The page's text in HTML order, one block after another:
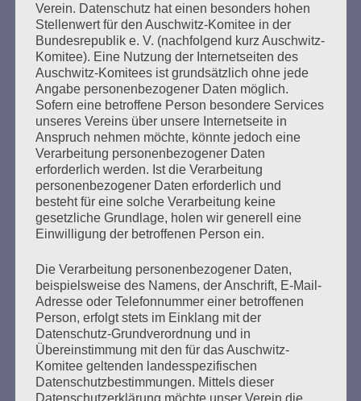
starken Auftritt. Ein Jahr später durften wir Dich
wieder live erleben und konnten uns sogar Dein Buch
mit einem Autogramm holen. Vielen Dank für diese
wundervollen Erlebnisse, Dein Engagement und Deinen
unermüdlichen Kampf gegen die Verleugnung und das
Vergessen! Wir werden Dich nie vergessen und Dein
Erbe in unseren Herzen weiter tragen. In tiefer Trauer
und doch voller Mut und Stärke sagen wir DANKE!
Silke und H.
Karola & Rüdiger Miller aus Fürthschrieb am
29. Juli
2021
um 22:05
Liebe Esther, nun weilst du leider nicht mehr unter uns.
Trotz deines stattlichen Alters kam dein Ableben auch
traurig und alle die dich kannten, dich hörten und deine
Kraft und Klarheit spürten, haben dir gewünscht, dass
du mindestens noch die 100 und darüber hinaus, bei
guter Gesundheit vollmachst, um es dieser braunen
Brut zu zeigen. Aber du hast es ihnen gezeigt und du
hast es vollbracht, dass viele Menschen von dir gelernt
und gespürt haben, was es hieß in einem KZ auf das
Unmenschlichste weggesperrt und gequält zu werden.
Auf dass es nie wieder geschehen möge! Du hast viel
Verein. Datenschutz hat einen besonders hohen
Stellenwert für den Auschwitz-Komitee in der
Bundesrepublik e. V. (nachfolgend kurz Auschwitz-
Komitee). Eine Nutzung der Internetseiten des
Auschwitz-Komitees ist grundsätzlich ohne jede
Angabe personenbezogener Daten möglich.
Sofern eine betroffene Person besondere Services
unseres Vereins über unsere Internetseite in
Anspruch nehmen möchte, könnte jedoch eine
Verarbeitung personenbezogener Daten
erforderlich werden. Ist die Verarbeitung
personenbezogener Daten erforderlich und
besteht für eine solche Verarbeitung keine
gesetzliche Grundlage, holen wir generell eine
Einwilligung der betroffenen Person ein.
Die Verarbeitung personenbezogener Daten,
beispielsweise des Namens, der Anschrift, E-Mail-
Adresse oder Telefonnummer einer betroffenen
Person, erfolgt stets im Einklang mit der
Datenschutz-Grundverordnung und in
Übereinstimmung mit den für das Auschwitz-
Komitee geltenden landesspezifischen
Datenschutzbestimmungen. Mittels dieser
Datenschutzerklärung möchte unser Verein die